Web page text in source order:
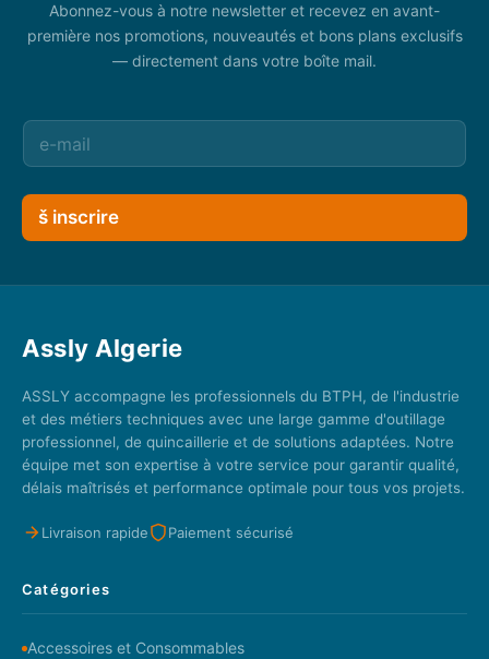
Abonnez-vous à notre newsletter et recevez en avant-
première nos promotions, nouveautés et bons plans exclusifs
— directement dans votre boîte mail.
š inscrire
Assly Algerie
ASSLY accompagne les professionnels du BTPH, de l'industrie
et des métiers techniques avec une large gamme d'outillage
professionnel, de quincaillerie et de solutions adaptées. Notre
équipe met son expertise à votre service pour garantir qualité,
délais maîtrisés et performance optimale pour tous vos projets.
Livraison rapide Paiement sécurisé
Catégories
Accessoires et Consommables